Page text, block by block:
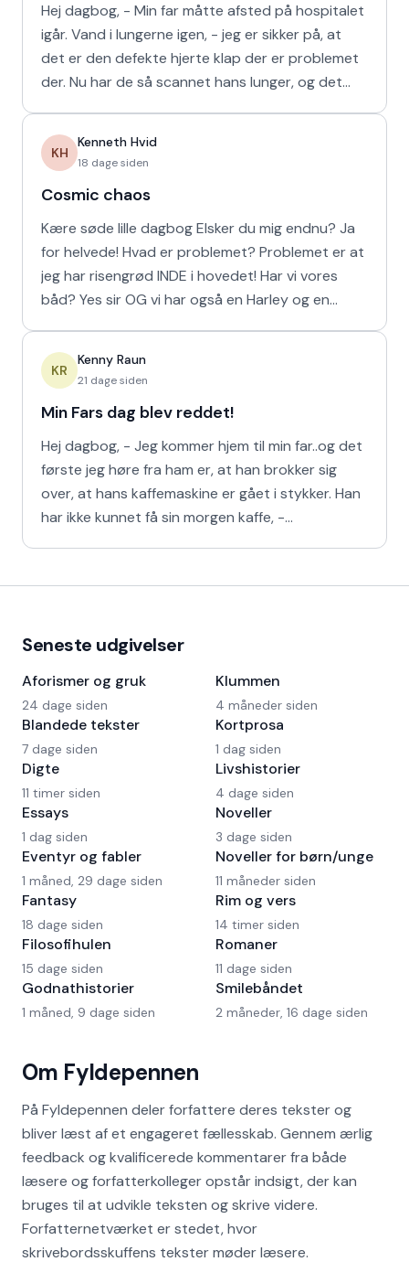
Hej dagbog, - Min far måtte afsted på hospitalet
igår. Vand i lungerne igen, - jeg er sikker på, at
det er den defekte hjerte klap der er problemet
der. Nu har de så scannet hans lunger, og det
KH
Kenneth Hvid
18 dage siden
Cosmic chaos
Kære søde lille dagbog Elsker du mig endnu? Ja
for helvede! Hvad er problemet? Problemet er at
jeg har risengrød INDE i hovedet! Har vi vores
båd? Yes sir OG vi har også en Harley og en
KR
Kenny Raun
21 dage siden
Min Fars dag blev reddet!
Hej dagbog, - Jeg kommer hjem til min far..og det
første jeg høre fra ham er, at han brokker sig
over, at hans kaffemaskine er gået i stykker. Han
har ikke kunnet få sin morgen kaffe, -
Om Fyldepennen
På Fyldepennen deler forfattere deres tekster og
bliver læst af et engageret fællesskab. Gennem ærlig
feedback og kvalificerede kommentarer fra både
læsere og forfatterkolleger opstår indsigt, der kan
bruges til at udvikle teksten og skrive videre.
Forfatternetværket er stedet, hvor
skrivebordsskuffens tekster møder læsere.
Seneste udgivelser
Aforismer og gruk
24 dage siden
Blandede tekster
7 dage siden
Digte
11 timer siden
Essays
1 dag siden
Eventyr og fabler
1 måned, 29 dage siden
Fantasy
18 dage siden
Filosofihulen
15 dage siden
Godnathistorier
1 måned, 9 dage siden
Klummen
4 måneder siden
Kortprosa
1 dag siden
Livshistorier
4 dage siden
Noveller
3 dage siden
Noveller for børn/unge
11 måneder siden
Rim og vers
14 timer siden
Romaner
11 dage siden
Smilebåndet
2 måneder, 16 dage siden